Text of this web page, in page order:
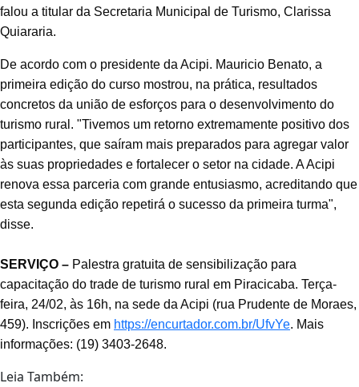
falou a titular da Secretaria Municipal de Turismo, Clarissa
Quiararia.
De acordo com o presidente da Acipi. Mauricio Benato, a
primeira edição do curso mostrou, na prática, resultados
concretos da união de esforços para o desenvolvimento do
turismo rural. "Tivemos um retorno extremamente positivo dos
participantes, que saíram mais preparados para agregar valor
às suas propriedades e fortalecer o setor na cidade. A Acipi
renova essa parceria com grande entusiasmo, acreditando que
esta segunda edição repetirá o sucesso da primeira turma",
disse.
SERVIÇO – Palestra gratuita de sensibilização para
capacitação do trade de turismo rural em Piracicaba. Terça-
feira, 24/02, às 16h, na sede da Acipi (rua Prudente de Moraes,
459). Inscrições em https://encurtador.com.br/UfvYe. Mais
informações: (19) 3403-2648.
Leia Também: